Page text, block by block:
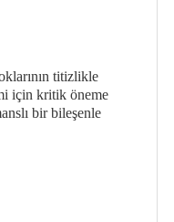
titizlikle
için kritik öneme
bir bileşenle